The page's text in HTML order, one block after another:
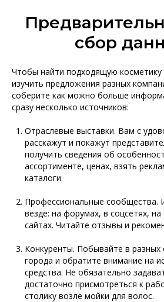
сбор
Чтобы найти подходящую
изучить предложения разных
соберите как можно больше
сразу несколько источников:
Отраслевые выставки. Вам с
расскажут и покажут
получить сведения об
ассортименте, ценах, взять
каталоги.
Профессиональные
везде: на форумах, в соцсетях,
сайтах. Читайте отзывы и
Конкуренты. Побывайте в разных
города и обратите внимание на
средства. Не обязательно
достаточно присмотреться к
столику возле мойки для волос.